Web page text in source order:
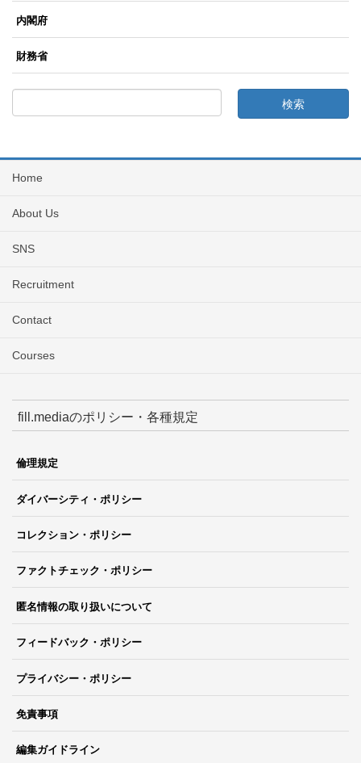
内閣府
財務省
Home
About Us
SNS
Recruitment
Contact
Courses
fill.mediaのポリシー・各種規定
倫理規定
ダイバーシティ・ポリシー
コレクション・ポリシー
ファクトチェック・ポリシー
匿名情報の取り扱いについて
フィードバック・ポリシー
プライバシー・ポリシー
免責事項
編集ガイドライン